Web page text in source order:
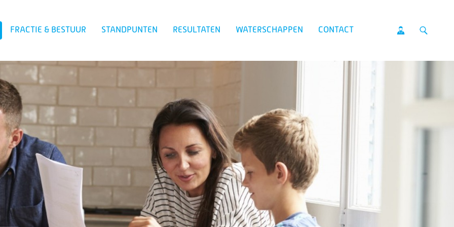
FRACTIE & BESTUUR STANDPUNTEN RESULTATEN WATERSCHAPPEN CONTACT